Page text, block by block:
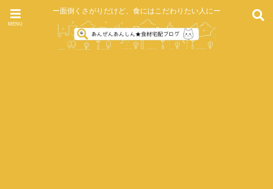
MENU
ー面倒くさがりだけど、食にはこだわりたい人にー